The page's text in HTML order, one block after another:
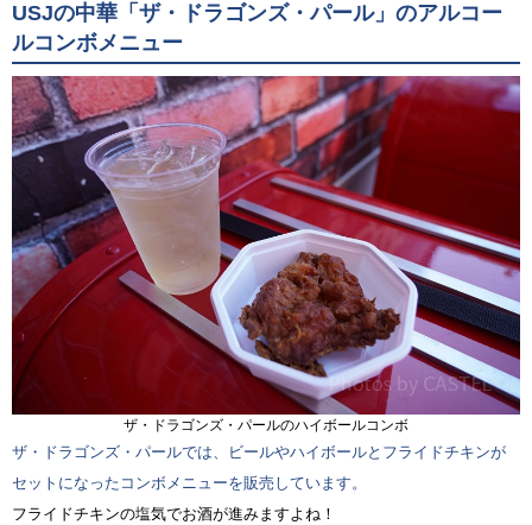
USJの中華「ザ・ドラゴンズ・パール」のアルコー
ルコンボメニュー
ザ・ドラゴンズ・パールのハイボールコンボ
ザ・ドラゴンズ・パールでは、ビールやハイボールとフライドチキンが
セットになったコンボメニューを販売しています。
フライドチキンの塩気でお酒が進みますよね！